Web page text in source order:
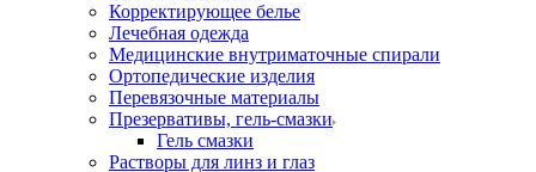
Корректирующее белье
Лечебная одежда
Медицинские внутриматочные спирали
Ортопедические изделия
Перевязочные материалы
Презервативы, гель-смазки
Гель смазки
Растворы для линз и глаз